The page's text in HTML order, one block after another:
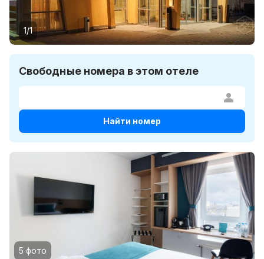
1/1
Свободные номера в этом отеле
Найти номер
5 фото